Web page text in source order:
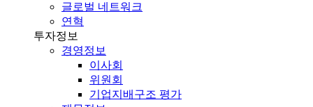
글로벌 네트워크
연혁
투자정보
경영정보
이사회
위원회
기업지배구조 평가